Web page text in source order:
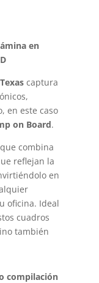
en
captura
en este caso
on Board.
combina
reflejan la
en
oficina. Ideal
cuadros
también
compilación